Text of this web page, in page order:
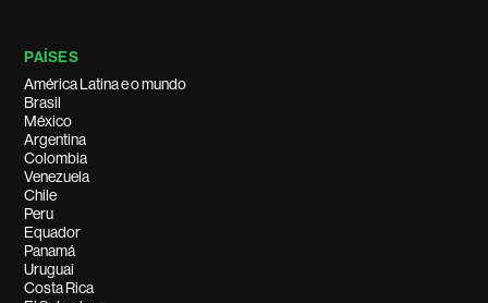
PAÍSES
América Latina e o mundo
Brasil
México
Argentina
Colombia
Venezuela
Chile
Peru
Equador
Panamá
Uruguai
Costa Rica